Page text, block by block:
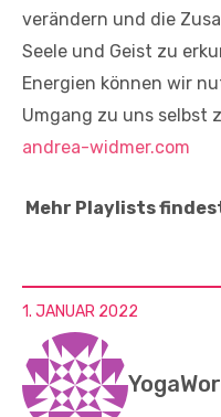
verändern und die
Seele und Geist zu
Energien können wir
Umgang zu uns selbst
andrea-widmer.com
Mehr Playlists
1. JANUAR 2022